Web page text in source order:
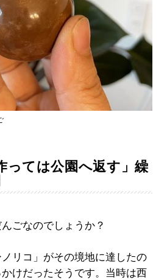
っては公園へ返す」繰
ごなのでしょうか？
ノリコ」がその境地に達したの
けだったそうです。当時は西